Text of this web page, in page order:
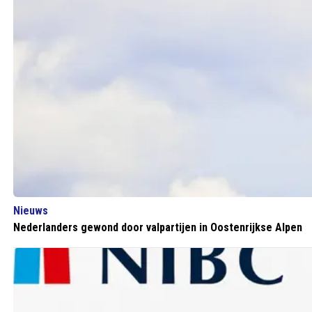
Nieuws
Nederlanders gewond door valpartijen in Oostenrijkse Alpen